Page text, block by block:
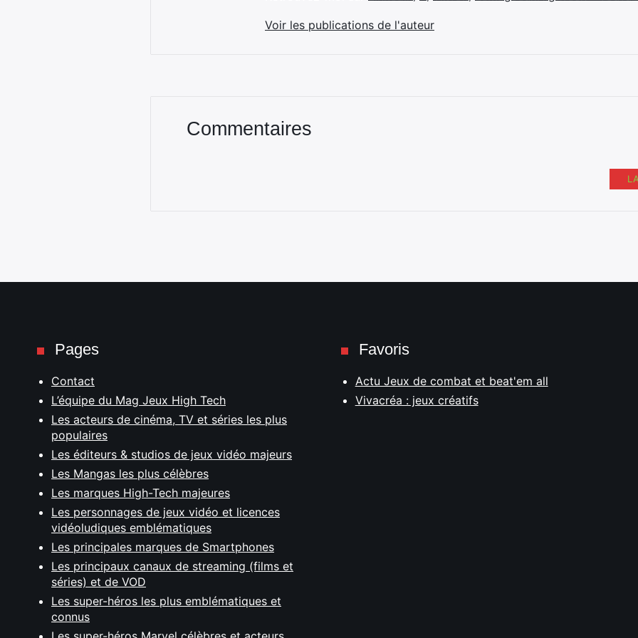
Voir les publications de l'auteur
Commentaires
Pages
Contact
L’équipe du Mag Jeux High Tech
Les acteurs de cinéma, TV et séries les plus
populaires
Les éditeurs & studios de jeux vidéo majeurs
Les Mangas les plus célèbres
Les marques High-Tech majeures
Les personnages de jeux vidéo et licences
vidéoludiques emblématiques
Les principales marques de Smartphones
Les principaux canaux de streaming (films et
séries) et de VOD
Les super-héros les plus emblématiques et
connus
Favoris
Actu Jeux de combat et beat'em all
Vivacréa : jeux créatifs